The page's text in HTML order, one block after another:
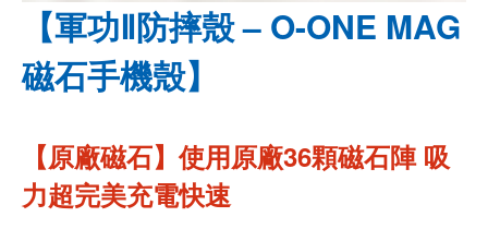
【軍功Ⅱ防摔殼 – O-ONE MAG
磁石手機殼】
【原廠磁石】使用原廠36顆磁石陣 吸
力超完美充電快速